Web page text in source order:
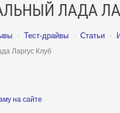
ЛАДА
· Тест-драйвы · Статьи ·
Ларгус Клуб
на сайте